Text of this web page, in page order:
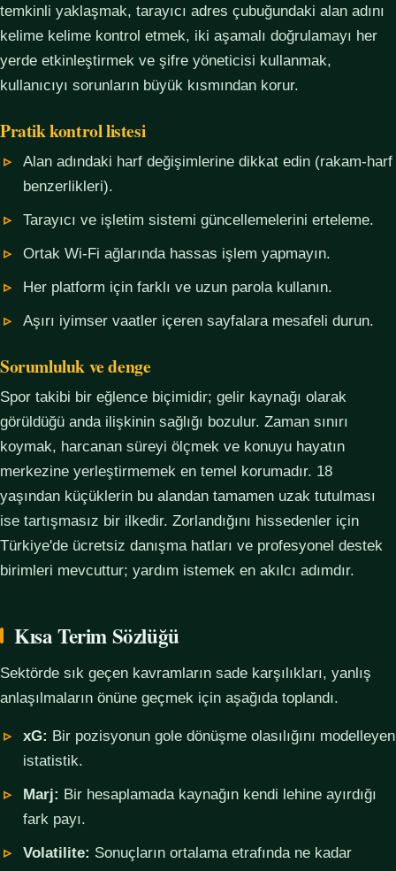
temkinli yaklaşmak, tarayıcı adres çubuğundaki alan adını
kelime kelime kontrol etmek, iki aşamalı doğrulamayı her
yerde etkinleştirmek ve şifre yöneticisi kullanmak,
kullanıcıyı sorunların büyük kısmından korur.
Pratik kontrol listesi
Alan adındaki harf değişimlerine dikkat edin (rakam-harf
benzerlikleri).
Tarayıcı ve işletim sistemi güncellemelerini erteleme.
Ortak Wi-Fi ağlarında hassas işlem yapmayın.
Her platform için farklı ve uzun parola kullanın.
Aşırı iyimser vaatler içeren sayfalara mesafeli durun.
Sorumluluk ve denge
Spor takibi bir eğlence biçimidir; gelir kaynağı olarak
görüldüğü anda ilişkinin sağlığı bozulur. Zaman sınırı
koymak, harcanan süreyi ölçmek ve konuyu hayatın
merkezine yerleştirmemek en temel korumadır. 18
yaşından küçüklerin bu alandan tamamen uzak tutulması
ise tartışmasız bir ilkedir. Zorlandığını hissedenler için
Türkiye'de ücretsiz danışma hatları ve profesyonel destek
birimleri mevcuttur; yardım istemek en akılcı adımdır.
Kısa Terim Sözlüğü
Sektörde sık geçen kavramların sade karşılıkları, yanlış
anlaşılmaların önüne geçmek için aşağıda toplandı.
xG: Bir pozisyonun gole dönüşme olasılığını modelleyen
istatistik.
Marj: Bir hesaplamada kaynağın kendi lehine ayırdığı
fark payı.
Volatilite: Sonuçların ortalama etrafında ne kadar